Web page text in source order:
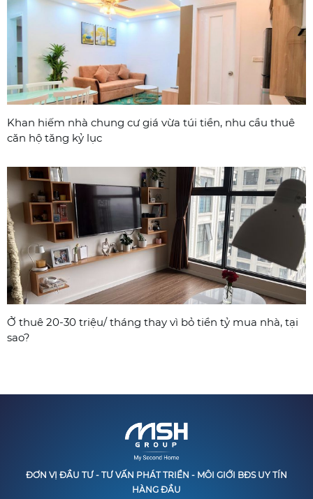
Khan hiếm nhà chung cư giá vừa túi tiền, nhu cầu thuê
căn hộ tăng kỷ lục
Ở thuê 20-30 triệu/ tháng thay vì bỏ tiền tỷ mua nhà, tại
sao?
ĐƠN VỊ ĐẦU TƯ - TƯ VẤN PHÁT TRIỂN - MÔI GIỚI BĐS UY TÍN
HÀNG ĐẦU